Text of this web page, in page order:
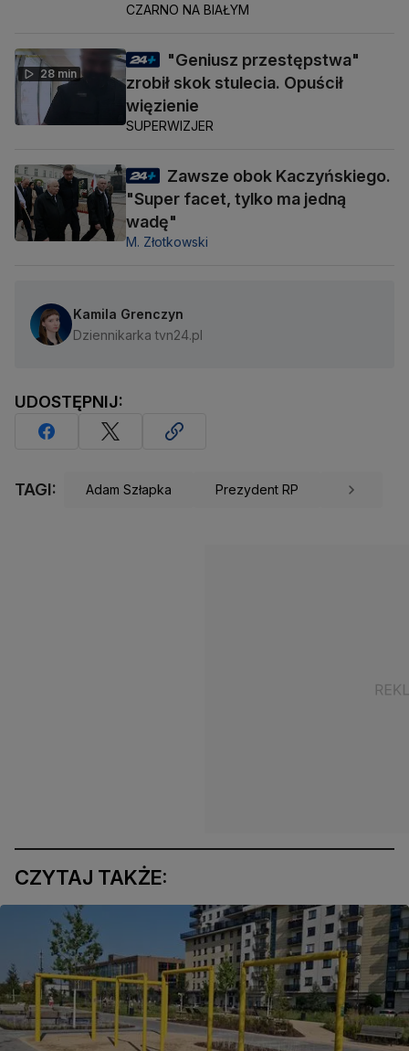
CZARNO NA BIAŁYM
28 min
"Geniusz przestępstwa"
zrobił skok stulecia. Opuścił
więzienie
SUPERWIZJER
Zawsze obok Kaczyńskiego.
"Super facet, tylko ma jedną
wadę"
M. Złotkowski
Kamila Grenczyn
Dziennikarka tvn24.pl
UDOSTĘPNIJ:
TAGI: Adam Szłapka Prezydent RP
CZYTAJ TAKŻE: